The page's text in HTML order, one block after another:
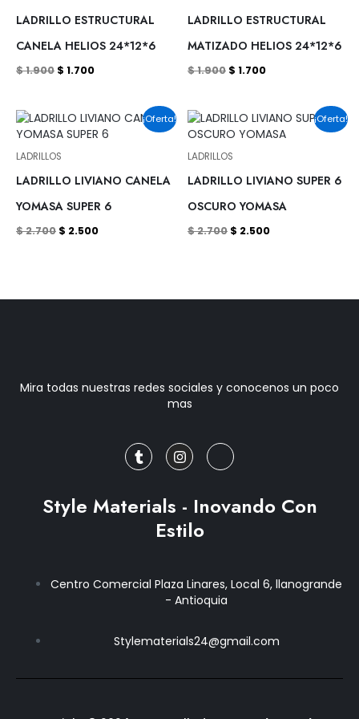
LADRILLO ESTRUCTURAL
CANELA HELIOS 24*12*6
$1.900 $ 1.700
LADRILLO ESTRUCTURAL
MATIZADO HELIOS 24*12*6
$1.900 $ 1.700
¡Oferta!
LADRILLOS
LADRILLO LIVIANO CANELA
YOMASA SUPER 6
$2.700
El
precio
original
era:
$ 2.500
El
precio
actual
¡Oferta!
LADRILLOS
LADRILLO LIVIANO SUPER 6
OSCURO YOMASA
$2.700
El
precio
original
era:
$ 2.500
El
precio
actual
Mira todas nuestras redes sociales y conocenos un poco
mas
u
m
b
n
s
t
r
a
m
k
-
c
e
-
f
Style Materials - Inovando Con
Estilo
Centro Comercial Plaza Linares, Local 6, llanogrande
- Antioquia
Stylematerials24@gmail.com